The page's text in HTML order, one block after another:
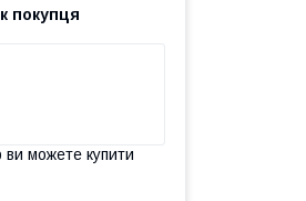
покупця
ви можете купити